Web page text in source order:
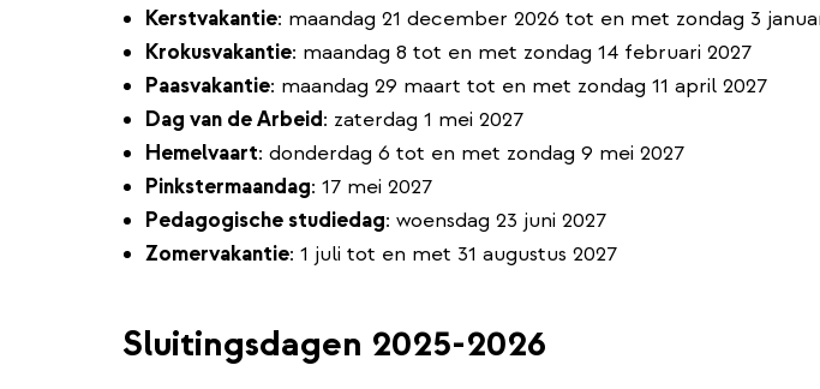
Kerstvakantie: maandag 21 december 2026 tot en met zondag 3
Krokusvakantie: maandag 8 tot en met zondag 14 februari 2027
Paasvakantie: maandag 29 maart tot en met zondag 11 april 2027
Dag van de Arbeid: zaterdag 1 mei 2027
Hemelvaart: donderdag 6 tot en met zondag 9 mei 2027
Pinkstermaandag: 17 mei 2027
Pedagogische studiedag: woensdag 23 juni 2027
Zomervakantie: 1 juli tot en met 31 augustus 2027
Sluitingsdagen 2025-2026